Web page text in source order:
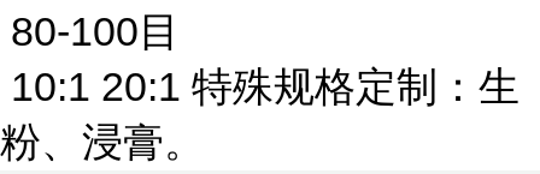
80-100目
10:1 20:1 特殊规格定制：生
粉、浸膏。